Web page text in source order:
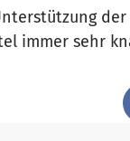
immer sehr